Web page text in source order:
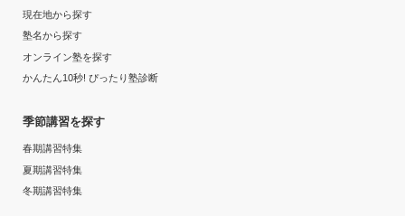
現在地から探す
塾名から探す
オンライン塾を探す
かんたん10秒! ぴったり塾診断
季節講習を探す
春期講習特集
夏期講習特集
冬期講習特集